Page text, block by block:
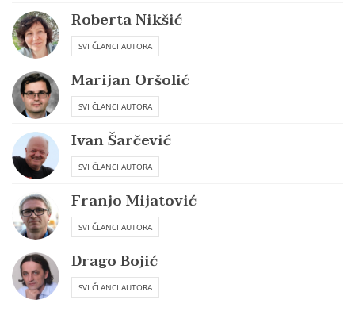
Roberta Nikšić
SVI ČLANCI AUTORA
Marijan Oršolić
SVI ČLANCI AUTORA
Ivan Šarčević
SVI ČLANCI AUTORA
Franjo Mijatović
SVI ČLANCI AUTORA
Drago Bojić
SVI ČLANCI AUTORA